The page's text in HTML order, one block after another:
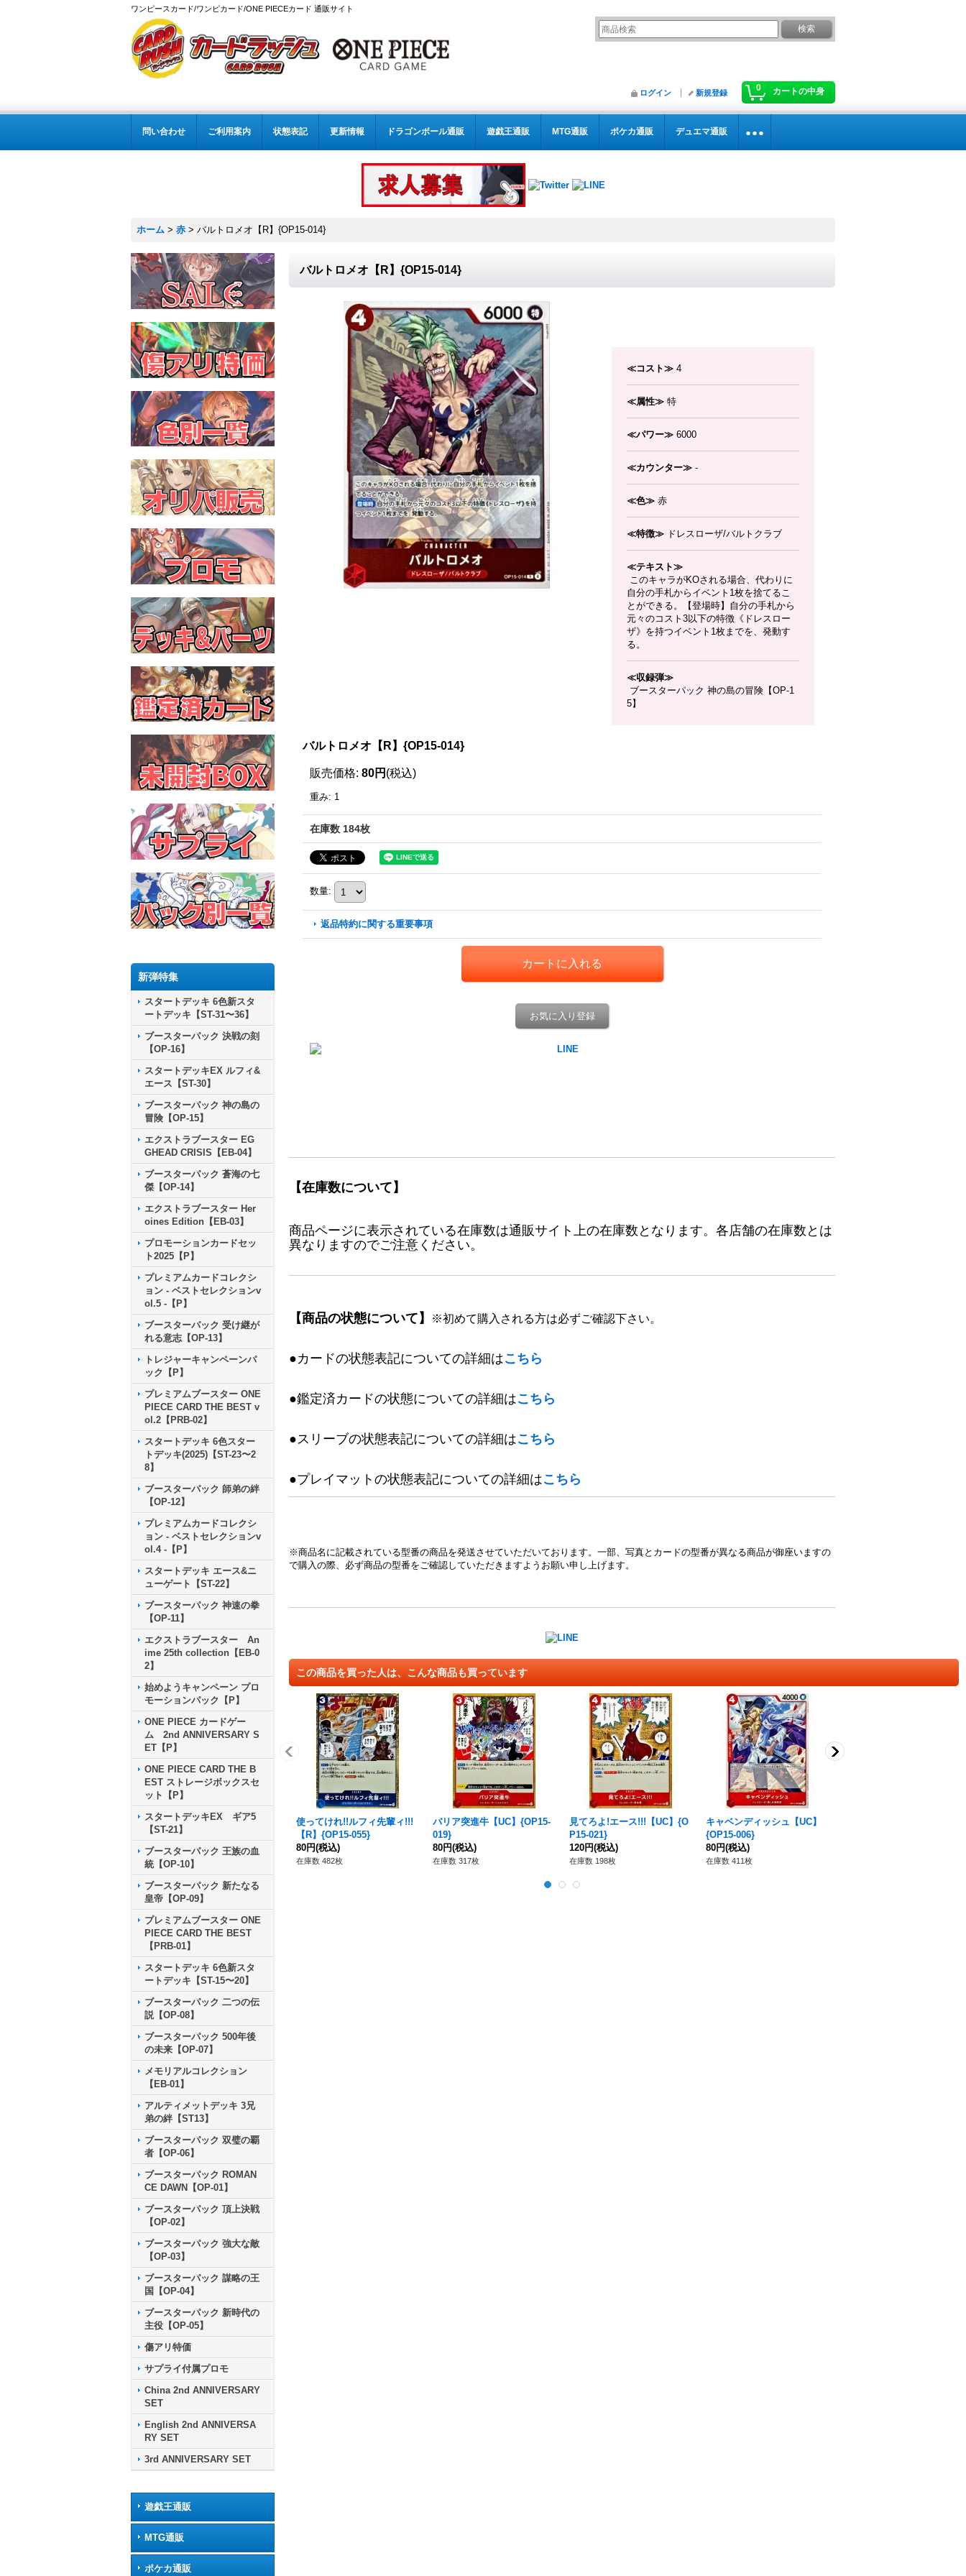
ワンピースカード/ワンピカード/ONE PIECEカード 通販サイト
0 カートの中身
ログイン 新規登録
問い合わせ ご利用案内 状態表記 更新情報 ドラゴンボール通販 遊戯王通販 MTG通販 ポケカ通販 デュエマ通販
ホーム > 赤 > バルトロメオ【R】{OP15-014}
新弾特集
スタートデッキ 6色新スタ
ートデッキ【ST-31〜36】
ブースターパック 決戦の刻
【OP-16】
スタートデッキEX ルフィ&
エース【ST-30】
ブースターパック 神の島の
冒険【OP-15】
エクストラブースター EG
GHEAD CRISIS【EB-04】
ブースターパック 蒼海の七
傑【OP-14】
エクストラブースター Her
oines Edition【EB-03】
プロモーションカードセッ
ト2025【P】
プレミアムカードコレクシ
ョン - ベストセレクションv
ol.5 -【P】
ブースターパック 受け継が
れる意志【OP-13】
トレジャーキャンペーンパ
ック【P】
プレミアムブースター ONE
PIECE CARD THE BEST v
ol.2【PRB-02】
スタートデッキ 6色スター
トデッキ(2025)【ST-23〜2
8】
ブースターパック 師弟の絆
【OP-12】
プレミアムカードコレクシ
ョン - ベストセレクションv
ol.4 -【P】
スタートデッキ エース&ニ
ューゲート【ST-22】
ブースターパック 神速の拳
【OP-11】
エクストラブースター An
ime 25th collection【EB-0
2】
始めようキャンペーン プロ
モーションパック【P】
ONE PIECE カードゲー
ム 2nd ANNIVERSARY S
ET【P】
ONE PIECE CARD THE B
EST ストレージボックスセ
ット【P】
スタートデッキEX ギア5
【ST-21】
ブースターパック 王族の血
統【OP-10】
ブースターパック 新たなる
皇帝【OP-09】
プレミアムブースター ONE
PIECE CARD THE BEST
【PRB-01】
スタートデッキ 6色新スタ
ートデッキ【ST-15〜20】
ブースターパック 二つの伝
説【OP-08】
ブースターパック 500年後
の未来【OP-07】
メモリアルコレクション
【EB-01】
アルティメットデッキ 3兄
弟の絆【ST13】
ブースターパック 双璧の覇
者【OP-06】
ブースターパック ROMAN
CE DAWN【OP-01】
ブースターパック 頂上決戦
【OP-02】
ブースターパック 強大な敵
【OP-03】
ブースターパック 謀略の王
国【OP-04】
ブースターパック 新時代の
主役【OP-05】
傷アリ特価
サプライ付属プロモ
China 2nd ANNIVERSARY
SET
English 2nd ANNIVERSA
RY SET
3rd ANNIVERSARY SET
遊戯王通販
MTG通販
ポケカ通販
バルトロメオ【R】{OP15-014}
≪コスト≫ 4
≪属性≫ 特
≪パワー≫ 6000
≪カウンター≫ -
≪色≫ 赤
≪特徴≫ ドレスローザ/バルトクラブ
≪テキスト≫
このキャラがKOされる場合、代わりに
自分の手札からイベント1枚を捨てるこ
とができる。【登場時】自分の手札から
元々のコスト3以下の特徴《ドレスロー
ザ》を持つイベント1枚までを、発動す
る。
≪収録弾≫
ブースターパック 神の島の冒険【OP-1
5】
バルトロメオ【R】{OP15-014}
販売価格: 80円 (税込)
重み: 1
在庫数 184枚
数量:
返品特約に関する重要事項
お気に入り登録
【在庫数について】
商品ページに表示されている在庫数は通販サイト上の在庫数となります。各店舗の在庫数とは
異なりますのでご注意ください。
【商品の状態について】 ※初めて購入される方は必ずご確認下さい。
●カードの状態表記についての詳細はこちら
●鑑定済カードの状態についての詳細はこちら
●スリーブの状態表記についての詳細はこちら
●プレイマットの状態表記についての詳細はこちら
※商品名に記載されている型番の商品を発送させていただいております。一部、写真とカードの型番が異なる商品が御座いますの
で購入の際、必ず商品の型番をご確認していただきますようお願い申し上げます。
この商品を買った人は、こんな商品も買っています
使ってけれ!!ルフィ先輩ィ!!!
【R】{OP15-055}
80円(税込)
在庫数 482枚
バリア突進牛【UC】{OP15-
019}
80円(税込)
在庫数 317枚
見てろよ!エース!!!【UC】{O
P15-021}
120円(税込)
在庫数 198枚
キャベンディッシュ【UC】
{OP15-006}
80円(税込)
在庫数 411枚